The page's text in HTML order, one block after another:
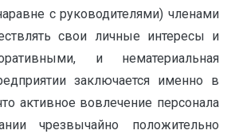
с руководителями) членами
свои личные интересы и
и нематериальная
заключается именно в
активное вовлечение персонала
чрезвычайно положительно